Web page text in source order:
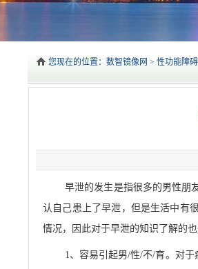
您现在的位置： 数智镜像网 > 性功能障碍
早泄的发生是指很多的男性朋
认自己患上了早泄，但是生活中有
情况，因此对于早泄的知识了解的
1、容易引起男/性/不/育。对